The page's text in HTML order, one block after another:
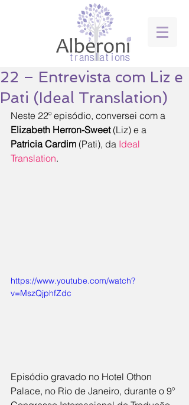
22 – Entrevista com Liz e
Pati (Ideal Translation)
Neste 22º episódio, conversei com a
Elizabeth Herron-Sweet (Liz) e a
Patricia Cardim (Pati), da Ideal
Translation.
https://www.youtube.com/watch?
v=MszQjphfZdc
Episódio gravado no Hotel Othon
Palace, no Rio de Janeiro, durante o 9º